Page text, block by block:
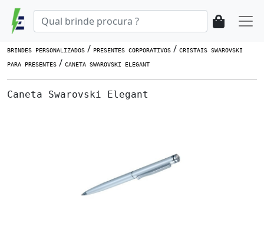
BRINDES PERSONALIZADOS / PRESENTES CORPORATIVOS / CRISTAIS SWAROVSKI
PARA PRESENTES / CANETA SWAROVSKI ELEGANT
Caneta Swarovski Elegant